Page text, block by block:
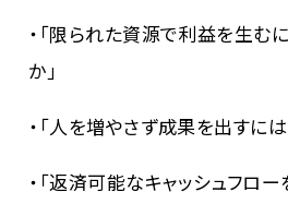
・「限られた資源で利益を生む
か」
・「人を増やさず成果を出すに
・「返済可能なキャッシュフロ